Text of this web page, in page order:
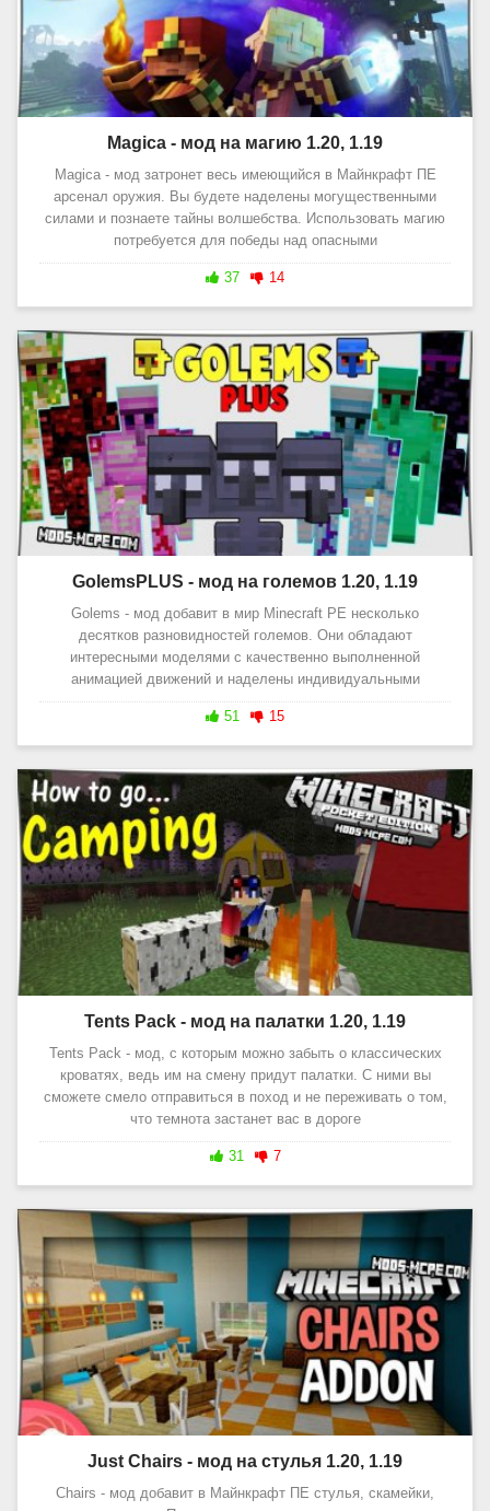
Magica - мод на магию 1.20, 1.19
Magica - мод затронет весь имеющийся в Майнкрафт ПЕ
арсенал оружия. Вы будете наделены могущественными
силами и познаете тайны волшебства. Использовать магию
потребуется для победы над опасными
37 14
GolemsPLUS - мод на големов 1.20, 1.19
Golems - мод добавит в мир Minecraft PE несколько
десятков разновидностей големов. Они обладают
интересными моделями с качественно выполненной
анимацией движений и наделены индивидуальными
51 15
Tents Pack - мод на палатки 1.20, 1.19
Tents Pack - мод, с которым можно забыть о классических
кроватях, ведь им на смену придут палатки. С ними вы
сможете смело отправиться в поход и не переживать о том,
что темнота застанет вас в дороге
31 7
Just Chairs - мод на стулья 1.20, 1.19
Chairs - мод добавит в Майнкрафт ПЕ стулья, скамейки,